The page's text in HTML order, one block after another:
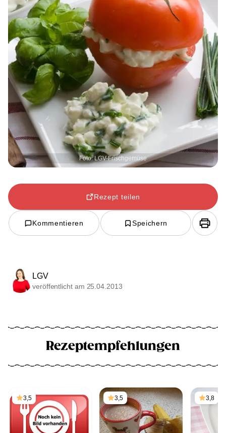
Foto: LGV-Frischgemüse
Rezept teilen
Kommentieren Speichern
LGV
veröffentlicht am 25.04.2013
Rezeptempfehlungen
3,5 3,5 3,8